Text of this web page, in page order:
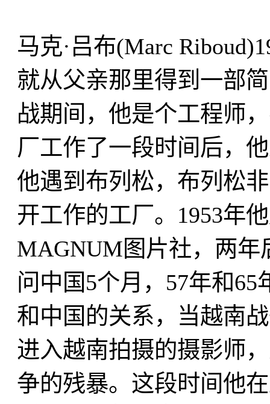
马克·吕布(Marc
就从父亲那里得到一部
战期间，他是个工程师
厂工作了一段时间后，
他遇到布列松，布列松
开工作的工厂。1953年
MAGNUM图片社，两年
问中国5个月，57年和
和中国的关系，当越南
进入越南拍摄的摄影师
争的残暴。这段时间他